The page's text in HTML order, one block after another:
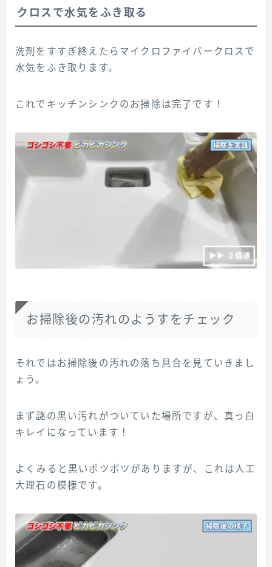
クロスで水気をふき取る
洗剤をすすぎ終えたらマイクロファイバークロスで
水気をふき取ります。
これでキッチンシンクのお掃除は完了です！
お掃除後の汚れのようすをチェック
それではお掃除後の汚れの落ち具合を見ていきまし
ょう。
まず謎の黒い汚れがついていた場所ですが、真っ白
キレイになっています！
よくみると黒いポツポツがありますが、これは人工
大理石の模様です。